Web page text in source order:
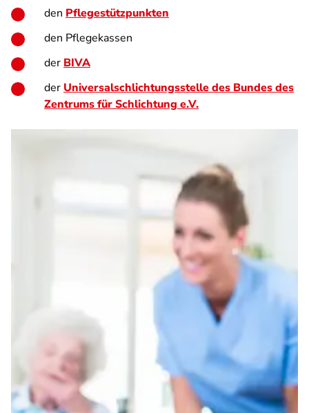
den Pflegestützpunkten
den Pflegekassen
der BIVA
der Universalschlichtungsstelle des Bundes des
Zentrums für Schlichtung e.V.